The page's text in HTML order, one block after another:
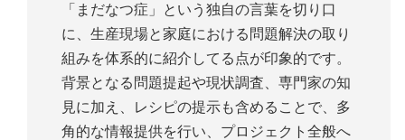
「まだなつ症」という独自の言葉を切り口
に、生産現場と家庭における問題解決の取り
組みを体系的に紹介してる点が印象的です。
背景となる問題提起や現状調査、専門家の知
見に加え、レシピの提示も含めることで、多
角的な情報提供を行い、プロジェクト全般へ